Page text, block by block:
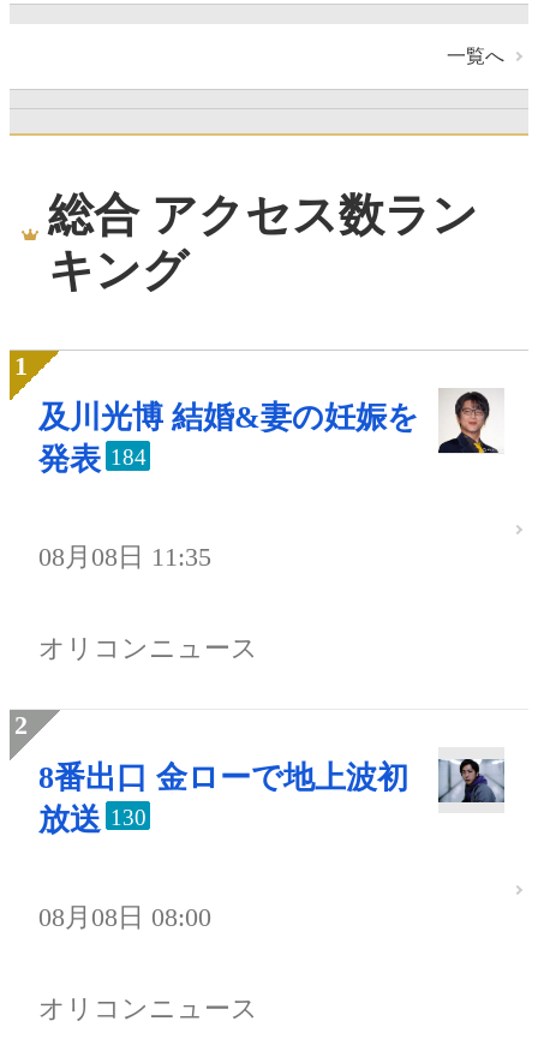
一覧へ
総合 アクセス数ラン
キング
及川光博 結婚&妻の妊娠を
発表 184
08月08日 11:35
オリコンニュース
8番出口 金ローで地上波初
放送 130
08月08日 08:00
オリコンニュース